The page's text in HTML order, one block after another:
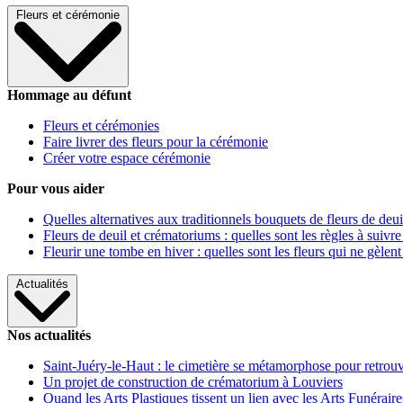
Fleurs et cérémonie
Hommage au défunt
Fleurs et cérémonies
Faire livrer des fleurs pour la cérémonie
Créer votre espace cérémonie
Pour vous aider
Quelles alternatives aux traditionnels bouquets de fleurs de
Fleurs de deuil et crématoriums : quelles sont les règles à
Fleurir une tombe en hiver : quelles sont les fleurs qui ne gèlent
Actualités
Nos actualités
Saint-Juéry-le-Haut : le cimetière se métamorphose pour
Un projet de construction de crématorium à Louviers
Quand les Arts Plastiques tissent un lien avec les Arts